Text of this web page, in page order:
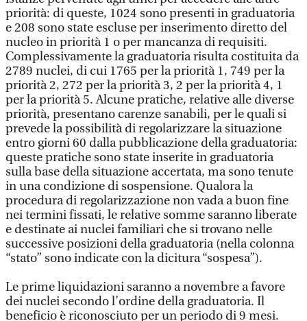
priorità: di queste, 1024 sono presenti in graduatoria
e 208 sono state escluse per inserimento diretto del
nucleo in priorità 1 o per mancanza di requisiti.
Complessivamente la graduatoria risulta costituita da
2789 nuclei, di cui 1765 per la priorità 1, 749 per la
priorità 2, 272 per la priorità 3, 2 per la priorità 4, 1
per la priorità 5. Alcune pratiche, relative alle diverse
priorità, presentano carenze sanabili, per le quali si
prevede la possibilità di regolarizzare la situazione
entro giorni 60 dalla pubblicazione della graduatoria:
queste pratiche sono state inserite in graduatoria
sulla base della situazione accertata, ma sono tenute
in una condizione di sospensione. Qualora la
procedura di regolarizzazione non vada a buon fine
nei termini fissati, le relative somme saranno liberate
e destinate ai nuclei familiari che si trovano nelle
successive posizioni della graduatoria (nella colonna
“stato” sono indicate con la dicitura “sospesa”).
Le prime liquidazioni saranno a novembre a favore
dei nuclei secondo l’ordine della graduatoria. Il
beneficio è riconosciuto per un periodo di 9 mesi.